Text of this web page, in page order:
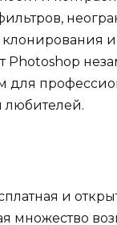
Photoshop
для
любителей.
и
множество